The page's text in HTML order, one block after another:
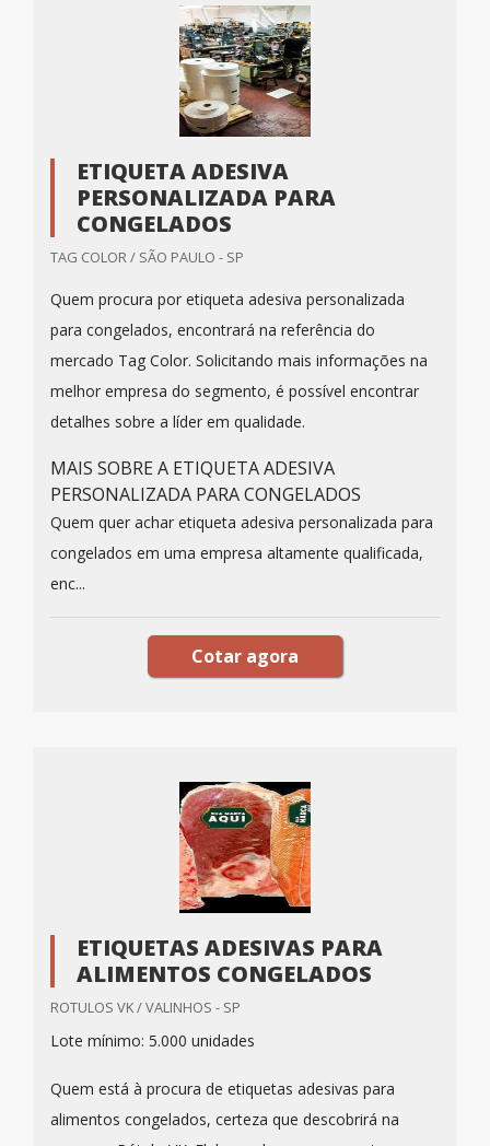
ETIQUETA ADESIVA
PERSONALIZADA PARA
CONGELADOS
TAG COLOR / SÃO PAULO - SP
Quem procura por etiqueta adesiva personalizada
para congelados, encontrará na referência do
mercado Tag Color. Solicitando mais informações na
melhor empresa do segmento, é possível encontrar
detalhes sobre a líder em qualidade.
MAIS SOBRE A ETIQUETA ADESIVA
PERSONALIZADA PARA CONGELADOS
Quem quer achar etiqueta adesiva personalizada para
congelados em uma empresa altamente qualificada,
enc...
Cotar agora
ETIQUETAS ADESIVAS PARA
ALIMENTOS CONGELADOS
ROTULOS VK / VALINHOS - SP
Lote mínimo: 5.000 unidades
Quem está à procura de etiquetas adesivas para
alimentos congelados, certeza que descobrirá na